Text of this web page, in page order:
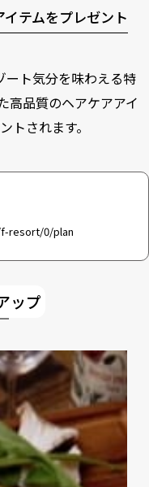
テムをプレゼント
ート気分を味わえる特
高品質のヘアケアアイ
トされます。
resort/0/plan
ップ